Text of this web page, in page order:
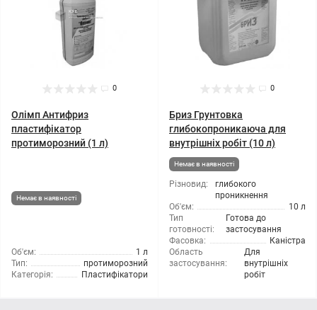
0
Олімп Антифриз
пластифікатор
протиморозний (1 л)
Немає в наявності
Об'єм:
1 л
Тип:
протиморозний
Категорія:
Пластифікатори
0
Бриз Грунтовка
глибокопроникаюча для
внутрішніх робіт (10 л)
Немає в наявності
Різновид:
глибокого
проникнення
Об'єм:
10 л
Тип
готовності:
Готова до
застосування
Фасовка:
Каністра
Область
застосування:
Для
внутрішніх
робіт